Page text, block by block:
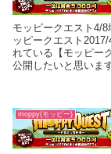
モッピークエスト4/
ッピークエスト
れている【モッピー
公開したいと思いま
moppy(モッピー)